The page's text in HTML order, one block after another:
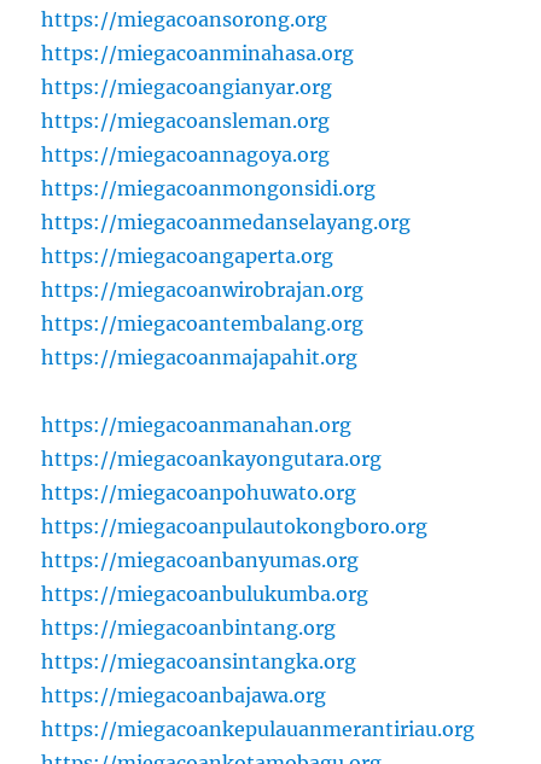
https://miegacoansorong.org
https://miegacoanminahasa.org
https://miegacoangianyar.org
https://miegacoansleman.org
https://miegacoannagoya.org
https://miegacoanmongonsidi.org
https://miegacoanmedanselayang.org
https://miegacoangaperta.org
https://miegacoanwirobrajan.org
https://miegacoantembalang.org
https://miegacoanmajapahit.org
https://miegacoanmanahan.org
https://miegacoankayongutara.org
https://miegacoanpohuwato.org
https://miegacoanpulautokongboro.org
https://miegacoanbanyumas.org
https://miegacoanbulukumba.org
https://miegacoanbintang.org
https://miegacoansintangka.org
https://miegacoanbajawa.org
https://miegacoankepulauanmerantiriau.org